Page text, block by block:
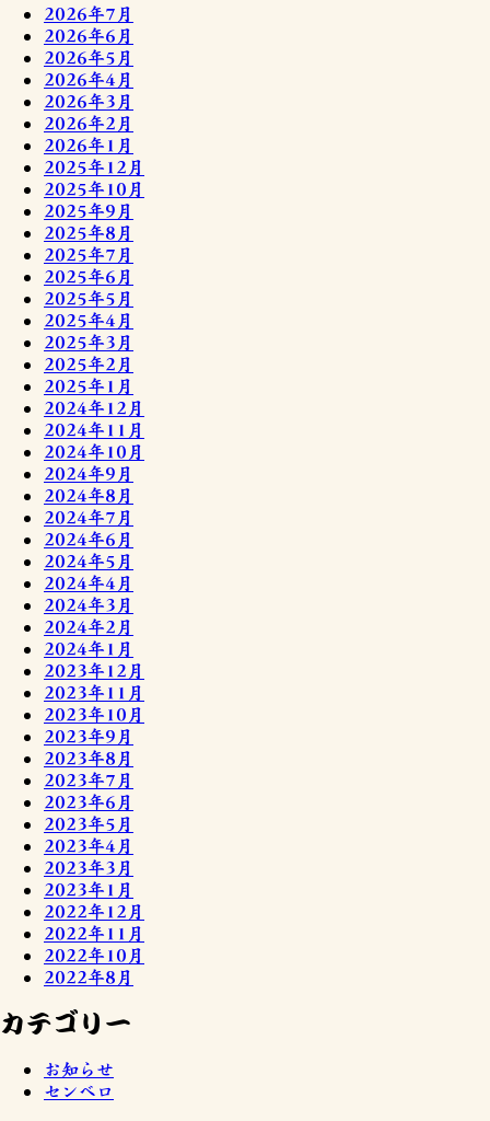
2026年7月
2026年6月
2026年5月
2026年4月
2026年3月
2026年2月
2026年1月
2025年12月
2025年10月
2025年9月
2025年8月
2025年7月
2025年6月
2025年5月
2025年4月
2025年3月
2025年2月
2025年1月
2024年12月
2024年11月
2024年10月
2024年9月
2024年8月
2024年7月
2024年6月
2024年5月
2024年4月
2024年3月
2024年2月
2024年1月
2023年12月
2023年11月
2023年10月
2023年9月
2023年8月
2023年7月
2023年6月
2023年5月
2023年4月
2023年3月
2023年1月
2022年12月
2022年11月
2022年10月
2022年8月
カテゴリー
お知らせ
センベロ